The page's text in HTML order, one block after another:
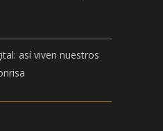
así viven nuestros